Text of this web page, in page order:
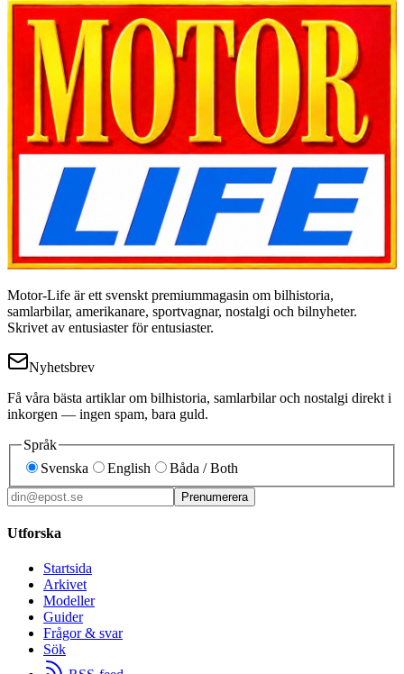
Motor-Life är ett svenskt premiummagasin om bilhistoria,
samlarbilar, amerikanare, sportvagnar, nostalgi och bilnyheter.
Skrivet av entusiaster för entusiaster.
Nyhetsbrev
Få våra bästa artiklar om bilhistoria, samlarbilar och nostalgi direkt i
inkorgen — ingen spam, bara guld.
Språk
Svenska
English Båda / Both
Prenumerera
Utforska
Startsida
Arkivet
Modeller
Guider
Frågor & svar
Sök